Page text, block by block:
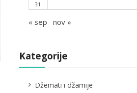
31
« sep nov »
Kategorije
Džemati i džamije